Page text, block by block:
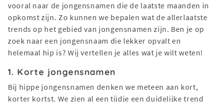
vooral naar de jongensnamen die de laatste maanden in
opkomst zijn. Zo kunnen we bepalen wat de allerlaatste
trends op het gebied van jongensnamen zijn. Ben je op
zoek naar een jongensnaam die lekker opvalt en
helemaal hip is? Wij vertellen je alles wat je wilt weten!
1. Korte jongensnamen
Bij hippe jongensnamen denken we meteen aan kort,
korter kortst. We zien al een tijdje een duidelijke trend